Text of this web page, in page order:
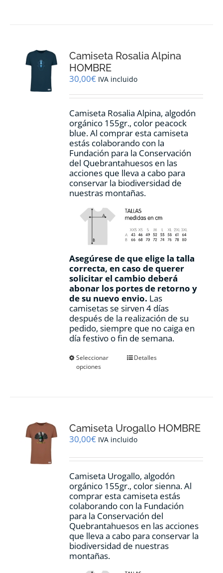
se
elegir
en
la
de
producto
Camiseta Rosalia Alpina
HOMBRE
30,00€ IVA incluido
Camiseta Rosalia Alpina, algodón
orgánico 155gr., color peacock
blue. Al comprar esta camiseta
estás colaborando con la
Fundación para la Conservación
del Quebrantahuesos en las
acciones que lleva a cabo para
conservar la biodiversidad de
nuestras montañas.
Asegúrese de que elige la talla
correcta, en caso de querer
solicitar el cambio deberá
abonar los portes de retorno y
de su nuevo envio. Las
camisetas se sirven 4 días
después de la realización de su
pedido, siempre que no caiga en
día festivo o fin de semana.
Seleccionar
opciones
Este
se
pueden
en
página
de
producto
Detalles
Camiseta Urogallo HOMBRE
30,00€ IVA incluido
Camiseta Urogallo, algodón
orgánico 155gr., color sienna. Al
comprar esta camiseta estás
colaborando con la Fundación
para la Conservación del
Quebrantahuesos en las acciones
que lleva a cabo para conservar la
biodiversidad de nuestras
montañas.